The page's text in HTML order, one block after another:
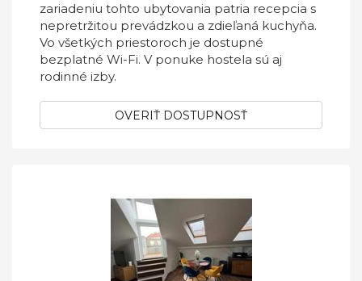
zariadeniu tohto ubytovania patria recepcia s
nepretržitou prevádzkou a zdieľaná kuchyňa.
Vo všetkých priestoroch je dostupné
bezplatné Wi-Fi. V ponuke hostela sú aj
rodinné izby.
OVERIŤ DOSTUPNOSŤ